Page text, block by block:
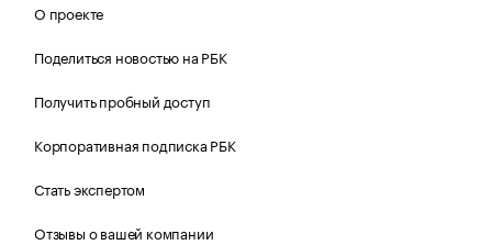
О проекте
Поделиться новостью на РБК
Получить пробный доступ
Корпоративная подписка РБК
Стать экспертом
Отзывы о вашей компании